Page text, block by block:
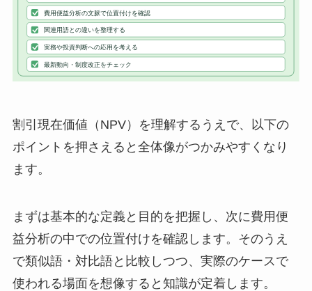
割引現在価値（NPV）を理解するうえで、以下の
ポイントを押さえると全体像がつかみやすくなり
ます。
まずは基本的な定義と目的を把握し、次に費用便
益分析の中での位置付けを確認します。そのうえ
で類似語・対比語と比較しつつ、実際のケースで
使われる場面を想像すると知識が定着します。